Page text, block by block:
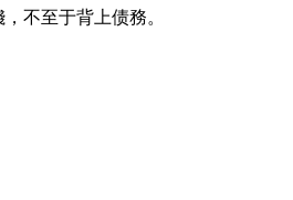
不至于背上债務。